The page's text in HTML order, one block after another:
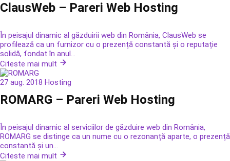
ClausWeb – Pareri Web Hosting
În peisajul dinamic al găzduirii web din România, ClausWeb se
profilează ca un furnizor cu o prezență constantă și o reputație
solidă, fondat în anul...
Citeste mai mult
27 aug. 2018 Hosting
ROMARG – Pareri Web Hosting
În peisajul dinamic al serviciilor de găzduire web din România,
ROMARG se distinge ca un nume cu o rezonanță aparte, o prezență
constantă și un...
Citeste mai mult